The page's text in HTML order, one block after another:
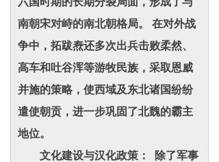
南朝宋对峙的南北朝格局。 在对外战
争中，拓跋焘还多次出兵击败柔然、
高车和吐谷浑等游牧民族，采取恩威
并施的策略，使西域及东北诸国纷纷
遣使朝贡，进一步巩固了北魏的霸主
地位。
文化建设与汉化政策： 除了军事